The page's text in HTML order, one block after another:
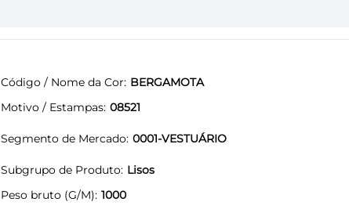
Código / Nome da Cor BERGAMOTA
Motivo / Estampas 08521
Segmento de Mercado 0001-VESTUÁRIO
Subgrupo de Produto Lisos
Peso bruto (G/M) 1000